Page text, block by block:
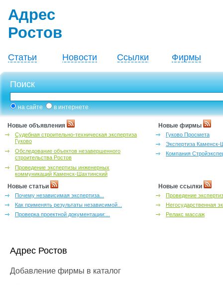
Адрес
Ростов
Статьи Новости Ссылки Фирмы
Поиск
на сайте в интернете
Новые объявления
Судебная строительно-техническая экспертиза
Гуково
Обследование объектов незавершенного
строительства Ростов
Проведение экспертизы инженерных
коммуникаций Каменск-Шахтинский
Новые фирмы
Гуково Просмета
Экспертиза Каменск-
Компания
Новые статьи
Почему независимая экспертиза...
Как применять результаты независимой...
Проверка проектной документации:...
Новые ссылки
Проведение
Негосударственная
Релакс массаж
Адрес Ростов
Добавление фирмы в каталог